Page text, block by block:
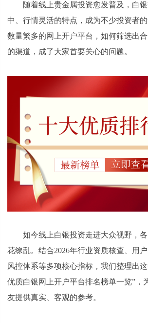
随着线上贵金属投资愈发普及，白
中、行情灵活的特点，成为不少投资者
数量繁多的网上开户平台，如何筛选出
的渠道，成了大家首要关心的问题。
如今线上白银投资走进大众视野，
花缭乱。结合2026年行业资质核查、用户
风控体系等多项核心指标，我们整理出
优质白银网上开户平台排名榜单一览”，
友提供真实、客观的参考。